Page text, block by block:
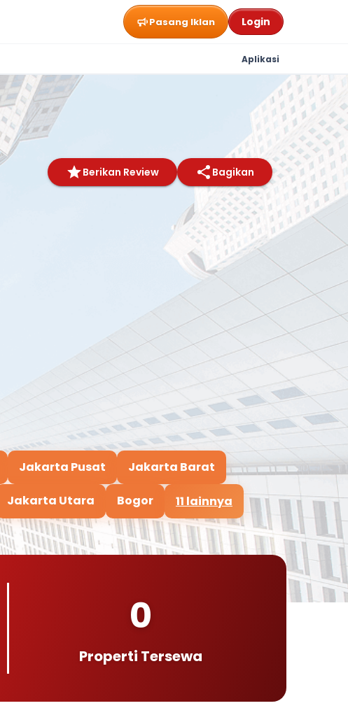
Pasang Iklan Login
Aplikasi
Berikan Review Bagikan
Jakarta Pusat Jakarta Barat
Jakarta Utara Bogor 11 lainnya
0
Properti Tersewa